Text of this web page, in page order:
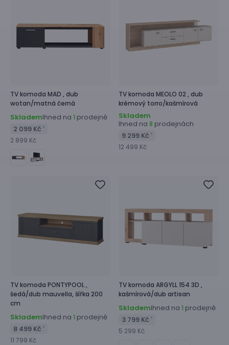
TV komoda MAD , dub
wotan/matná černá
SklademIhned na 1 prodejně
2 099 Kč *
2 899 Kč
TV komoda MEOLO 02 , dub
krémový torro/kašmírová
Skladem
Ihned na 8 prodejnách
9 299 Kč *
12 499 Kč
TV komoda PONTYPOOL ,
šedá/dub mauvella, šířka 200
cm
SklademIhned na 1 prodejně
8 499 Kč *
11 799 Kč
TV komoda ARGYLL 154 3D ,
kašmírová/dub artisan
SklademIhned na 1 prodejně
3 799 Kč *
5 299 Kč